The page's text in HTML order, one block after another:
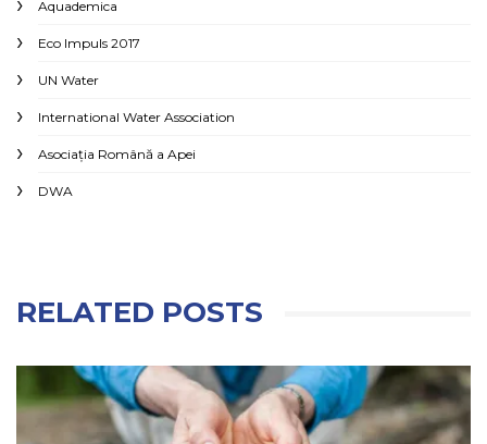
Aquademica
Eco Impuls 2017
UN Water
International Water Association
Asociaţia Română a Apei
DWA
RELATED POSTS